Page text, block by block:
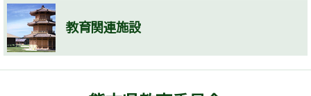
教育関連施設